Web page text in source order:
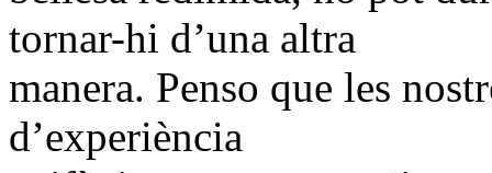
tornar-hi d’una altra
manera. Penso que les
d’experiència